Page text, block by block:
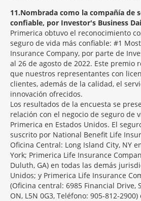
11 Nombrada como la compañía de
confiable, por Investor's Business
Primerica obtuvo el reconocimiento
seguro de vida más confiable: #1
Insurance Company, por parte de
al 26 de agosto de 2022. Este premio
que nuestros representantes con
clientes, además de la calidad, el
innovación ofrecidos.
Los resultados de la encuesta se
relación con el negocio de seguro de
Primerica en Estados Unidos. El
suscrito por National Benefit Life
Oficina Central: Long Island City, NY
York; Primerica Life Insurance
Duluth, GA) en todas las demás
Unidos; y Primerica Life Insurance
(Oficina central: 6985 Financial Drive,
ON, L5N 0G3, Teléfono: 905-812-2900)